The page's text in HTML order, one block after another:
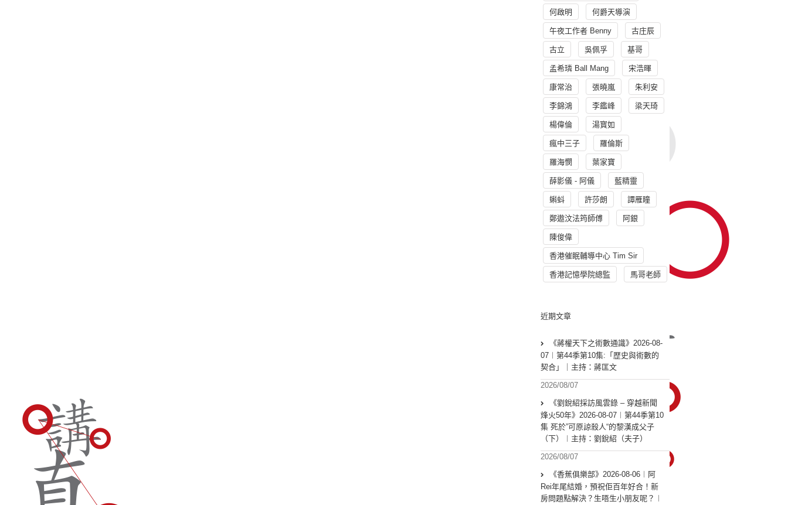
何啟明 何爵天導演
午夜工作者 Benny 古庄辰
古立 吳佩孚 基哥
孟希璘 Ball Mang 宋浩暉
康常治 張曉嵐 朱利安
李錦鴻 李鑑峰 梁天琦
楊偉倫 湯寳如
瘋中三子 羅倫斯
羅海憫 葉家寶
薛影儀 - 阿儀 藍精靈
蝌蚪 許莎朗 譚雁瞳
鄭遨汶法筠師傅 阿銀
陳俊偉
香港催眠輔導中心 Tim Sir
香港記憶學院總監 馬哥老師
近期文章
《蔣權天下之術數通識》2026-08-
07︱第44季第10集:「歴史與術數的
契合」｜主持：蔣匡文
2026/08/07
《劉銳紹採訪風雲錄 – 穿越新聞
烽火50年》2026-08-07︱第44季第10
集 死於”可原諒殺人“的黎漢成父子
（下）︱主持：劉銳紹（夫子）
2026/08/07
《香蕉俱樂部》2026-08-06︱阿
Rei年尾結婚，預祝佢百年好合！新
房問題點解決？生唔生小朋友呢？︱